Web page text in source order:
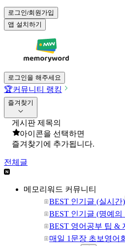
로그인/회원가입
앱 설치하기
로그인을 해주세요
🏆커뮤니티 랭킹
즐겨찾기
게시판 제목의
아이콘을 선택하면
즐겨찾기에 추가됩니다.
전체글
메모리워드 커뮤니티
BEST 인기글 (실시간)
BEST 인기글 (명예의
BEST 영어공부 팁 &
매일 1문장 초보영어